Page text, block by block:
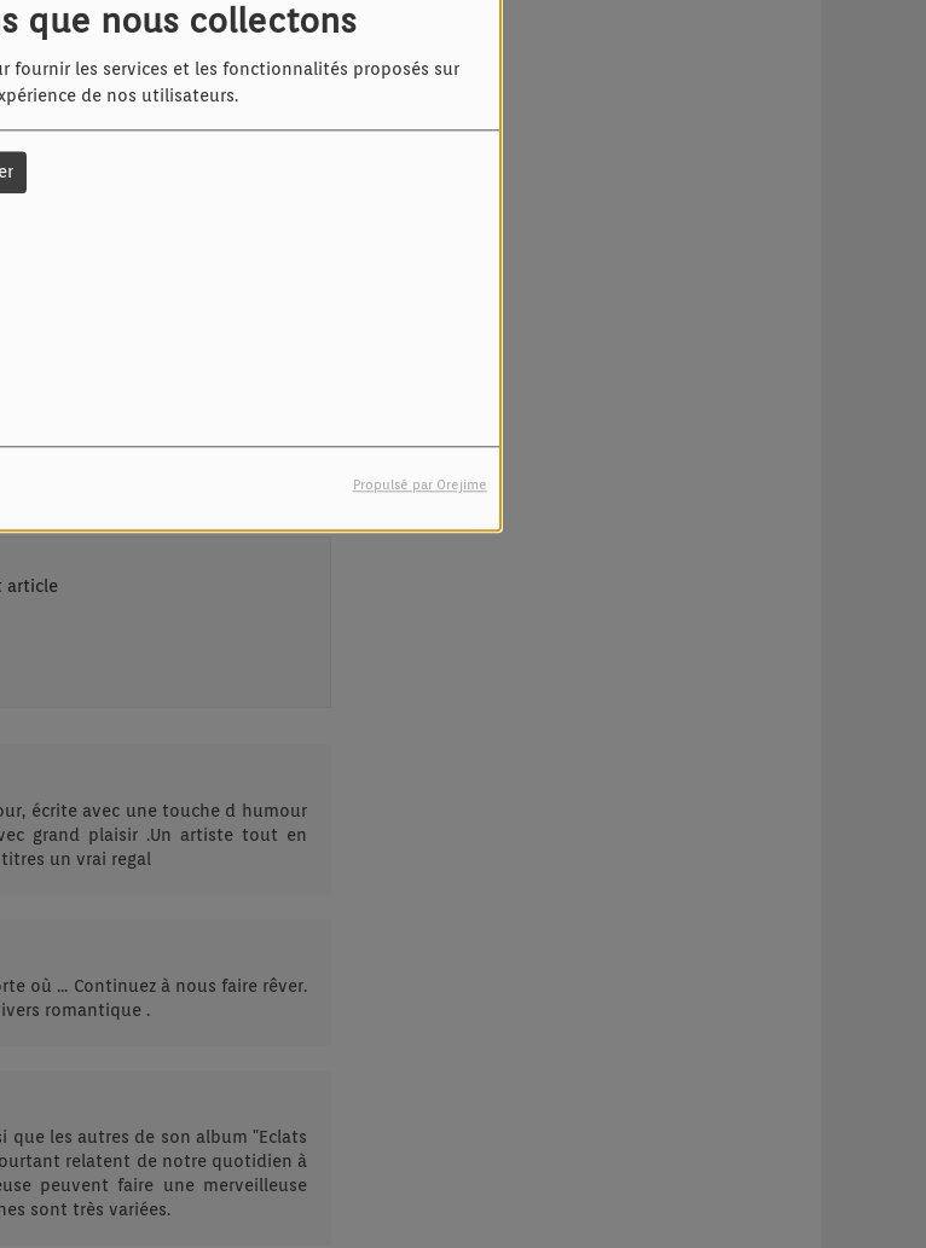
que nous collectons
fournir les services et les fonctionnalités proposés sur
de nos utilisateurs.
Propulsé par Orejime
sur les traces de Renaud.
article
écrite avec une touche d humour
grand plaisir .Un artiste tout en
un vrai regal
où ... Continuez à nous faire rêver.
romantique .
les autres de son album "Eclats
relatent de notre quotidien à
peuvent faire une merveilleuse
sont très variées.